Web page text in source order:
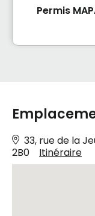
Permis
33, rue de la
2B0
Itinéraire